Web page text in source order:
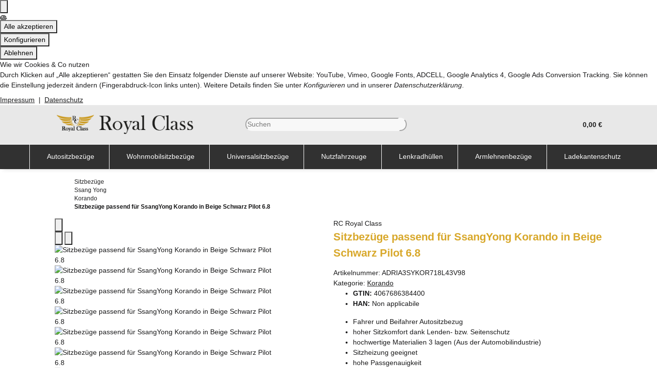
Alle akzeptieren
Konfigurieren
Ablehnen
Wie wir Cookies & Co nutzen
Durch Klicken auf „Alle akzeptieren“ gestatten Sie den Einsatz folgender Dienste auf unserer Website: YouTube, Vimeo, Google Fonts, ADCELL, Google Analytics 4, Google Ads Conversion Tracking. Sie können
die Einstellung jederzeit ändern (Fingerabdruck-Icon links unten). Weitere Details finden Sie unter Konfigurieren und in unserer Datenschutzerklärung
Impressum
| Datenschutz
0,00 €
Autositzbezüge Wohnmobilsitzbezüge Universalsitzbezüge Nutzfahrzeuge Lenkradhüllen Armlehnenbezüge Ladekantenschutz
Sitzbezüge
Ssang Yong
Korando
Sitzbezüge passend für SsangYong Korando in Beige Schwarz Pilot 6.8
RC Royal Class
Sitzbezüge passend für SsangYong Korando in Beige
Schwarz Pilot 6.8
Artikelnummer: ADRIA3SYKOR718L43V98
Kategorie: Korando
GTIN: 4067686384400
HAN: Non applicabile
Fahrer und Beifahrer Autositzbezug
hoher Sitzkomfort dank Lenden- bzw. Seitenschutz
hochwertige Materialien 3 lagen (Aus der Automobilindustrie)
Sitzheizung geeignet
hohe Passgenauigkeit